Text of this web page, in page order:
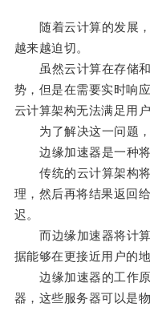
随着云计算的发展，
越来越迫切。
虽然云计算在存储和
势，但是在需要实时响
云计算架构无法满足用户
为了解决这一问题，
边缘加速器是一种将
传统的云计算架构将
理，然后再将结果返回
迟。
而边缘加速器将计算
据能够在更接近用户的
边缘加速器的工作原
器，这些服务器可以是